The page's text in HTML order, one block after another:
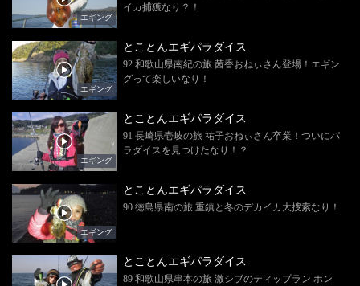
エギング
イカ捕獲なり？！
エギング
とことんエギパラダイス
92 和歌山県南紀の旅 茜香おねぃさん登場！エギン
グって楽しいなり！
エギング
とことんエギパラダイス
91 長崎県壱岐の旅 祐子おねぃさん卒業！ついにパ
ラダイスを見つけたなり！？
エギング
とことんエギパラダイス
90 徳島県南の旅 重鎮と冬のデカイカ大捜索なり！
とことんエギパラダイス
89 和歌山県串本の旅 激シブのティップラン ホン